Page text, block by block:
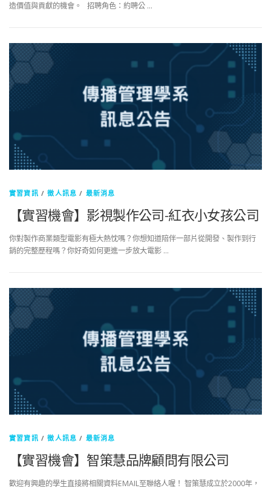
造價值與貢獻的機會。 招聘角色：約聘公 …
實習資訊 /徵人訊息 / 最新消息
【實習機會】影視製作公司-紅衣小女孩公司
你對製作商業類型電影有極大熱忱嗎？你想知道陪伴一部片從開發、製作到行
銷的完整歷程嗎？你好奇如何更進一步放大電影 …
實習資訊 /徵人訊息 / 最新消息
【實習機會】智策慧品牌顧問有限公司
歡迎有興趣的學生直接將相關資料EMAIL至聯絡人喔！ 智策慧成立於2000年，